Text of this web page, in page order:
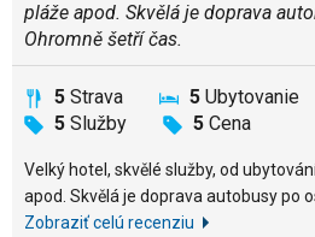
pláže apod. Skvělá je doprava
Ohromně šetří čas.
5 Strava 5 Ubytovanie
5 Služby 5 Cena
Velký hotel, skvělé služby, od
apod. Skvělá je doprava autobusy po
Zobraziť celú recenziu